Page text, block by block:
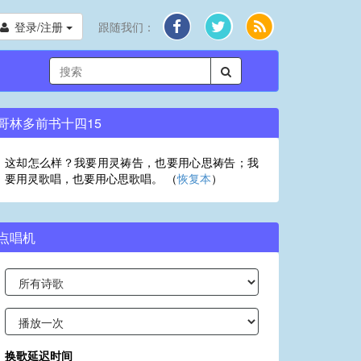
登录/注册 跟随我们：
林多前书十四15
这却怎么样？我要用灵祷告，也要用心思祷告；我
要用灵歌唱，也要用心思歌唱。 （恢复本）
唱机
换歌延迟时间